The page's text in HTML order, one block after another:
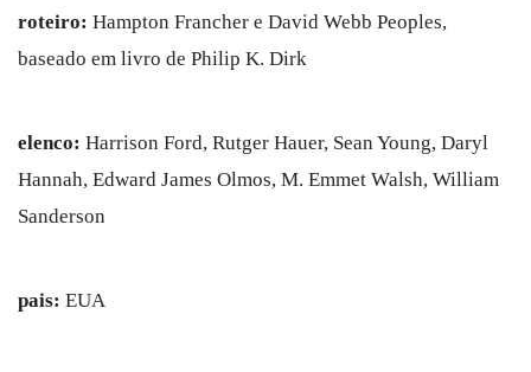
roteiro: Hampton Francher e David Webb Peoples,
baseado em livro de Philip K. Dirk
elenco: Harrison Ford, Rutger Hauer, Sean Young, Daryl
Hannah, Edward James Olmos, M. Emmet Walsh, William
Sanderson
pais: EUA